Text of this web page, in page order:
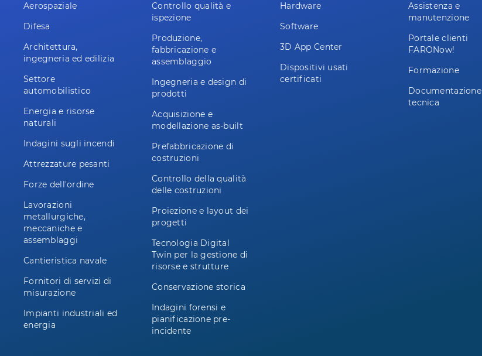
Aerospaziale
Difesa
Architettura,
ingegneria ed edilizia
Settore
automobilistico
Energia e risorse
naturali
Indagini sugli incendi
Attrezzature pesanti
Forze dell'ordine
Lavorazioni
metallurgiche,
meccaniche e
assemblaggi
Cantieristica navale
Fornitori di servizi di
misurazione
Impianti industriali ed
energia
Controllo qualità e
ispezione
Produzione,
fabbricazione e
assemblaggio
Ingegneria e design di
prodotti
Acquisizione e
modellazione as-built
Prefabbricazione di
costruzioni
Controllo della qualità
delle costruzioni
Proiezione e layout dei
progetti
Tecnologia Digital
Twin per la gestione di
risorse e strutture
Conservazione storica
Indagini forensi e
pianificazione pre-
incidente
Hardware
Software
3D App Center
Dispositivi usati
certificati
Assistenza e
manutenzione
Portale clienti
FARONow!
Formazione
Documentazione
tecnica